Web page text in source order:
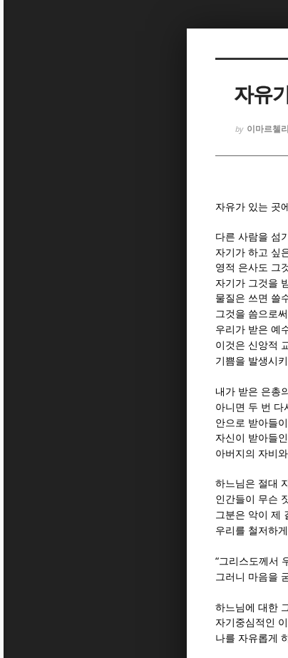
자유
by 이마르첼
자유가 있는 곳
다른 사람을 섬
자기가 하고 싶
영적 은사도 그
자기가 그것을
물질은 쓰면 쓸
그것을 씀으로
우리가 받은 예
이것은 신앙적
기쁨을 발생시
내가 받은 은총
아니면 두 번 다
안으로 받아들
자신이 받아들
아버지의 자비
하느님은 절대
인간들이 무슨
그분은 악이 제
우리를 철저하
“그리스도께서
그러니 마음을
하느님에 대한
자기중심적인
나를 자유롭게